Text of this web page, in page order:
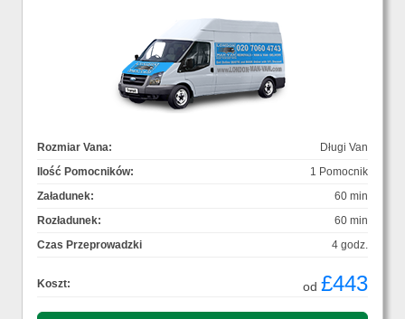
Rozmiar Vana:
Długi Van
Ilość Pomocników:
1 Pomocnik
Załadunek:
60 min
Rozładunek:
60 min
Czas Przeprowadzki
4 godz.
Koszt: od £443